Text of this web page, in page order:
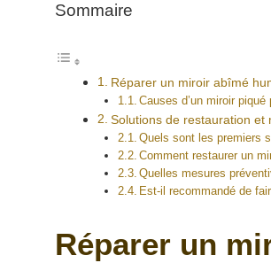
Sommaire
Réparer un miroir abîmé
Causes d’un miroir
Solutions de restauration
Quels sont les premiers
Comment restaurer un
Quelles mesures
Est-il recommandé de
Réparer un